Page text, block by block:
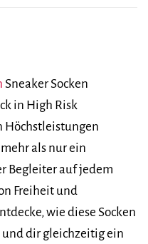
Sneaker Socken
in High Risk
Höchstleistungen
als nur ein
Begleiter auf jedem
Freiheit und
wie diese Socken
und dir gleichzeitig ein